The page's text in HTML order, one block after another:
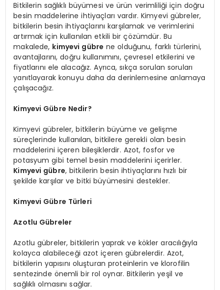
Bitkilerin sağlıklı büyümesi ve ürün verimliliği için doğru
besin maddelerine ihtiyaçları vardır. Kimyevi gübreler,
bitkilerin besin ihtiyaçlarını karşılamak ve verimlerini
artırmak için kullanılan etkili bir çözümdür. Bu
makalede, kimyevi gübre ne olduğunu, farklı türlerini,
avantajlarını, doğru kullanımını, çevresel etkilerini ve
fiyatlarını ele alacağız. Ayrıca, sıkça sorulan soruları
yanıtlayarak konuyu daha da derinlemesine anlamaya
çalışacağız.
Kimyevi Gübre Nedir?
Kimyevi gübreler, bitkilerin büyüme ve gelişme
süreçlerinde kullanılan, bitkilere gerekli olan besin
maddelerini içeren bileşiklerdir. Azot, fosfor ve
potasyum gibi temel besin maddelerini içerirler.
Kimyevi gübre, bitkilerin besin ihtiyaçlarını hızlı bir
şekilde karşılar ve bitki büyümesini destekler.
Kimyevi Gübre Türleri
Azotlu Gübreler
Azotlu gübreler, bitkilerin yaprak ve kökler aracılığıyla
kolayca alabileceği azot içeren gübrelerdir. Azot,
bitkilerin yapısını oluşturan proteinlerin ve klorofilin
sentezinde önemli bir rol oynar. Bitkilerin yeşil ve
sağlıklı olmasını sağlar.